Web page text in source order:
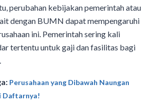
perubahan kebijakan pemerintah atau
dengan BUMN dapat mempengaruhi
ini. Pemerintah sering kali
tertentu untuk gaji dan fasilitas bagi
Perusahaan yang Dibawah Naungan
Daftarnya!